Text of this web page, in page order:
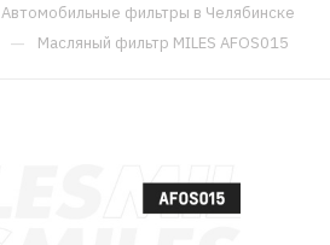
Автомобильные фильтры в Челябинске
— Масляный фильтр MILES AFOS015